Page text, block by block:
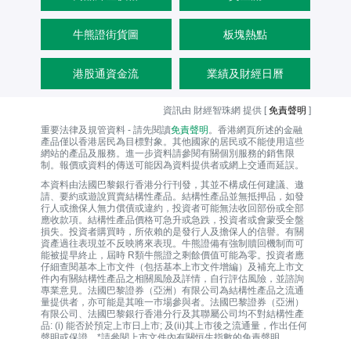
牛熊證街貨圖 板塊熱點
港股通資金流 業績及財經日曆
資訊由 財經智珠網 提供 [免責聲明 ]
重要法律及規管資料 - 請先閱讀免責聲明 。香港網頁所述的金融
產品僅以香港居民為目標對象。其他國家的居民或不能使用這些
網站的產品及服務。進一步資料請參閱有關個別服務的銷售限
制。報價或資料的傳送可能因為資料提供者或網上交通而延誤。
本資料由法國巴黎銀行香港分行刊發，其並不構成任何建議、邀
請、要約或遊說買賣結構性產品。結構性產品並無抵押品，如發
行人或擔保人無力償債或違約，投資者可能無法收回部份或全部
應收款項。結構性產品價格可急升或急跌，投資者或會蒙受全盤
損失。投資者購買時，所依賴的是發行人及擔保人的信譽。有關
資產過往表現並不反映將來表現。牛熊證備有強制贖回機制而可
能被提早終止，屆時 R類牛熊證之剩餘價值可能為零。投資者應
仔細查閱基本上市文件（包括基本上市文件增編）及補充上市文
件內有關結構性產品之相關風險及詳情，自行評估風險，並諮詢
專業意見。法國巴黎證券（亞洲）有限公司為結構性產品之流通
量提供者，亦可能是其唯一巿場參與者。法國巴黎證券（亞洲）
有限公司、法國巴黎銀行香港分行及其聯屬公司均不對結構性產
品: (i) 能否於預定上市日上市; 及(ii)其上市後之流通量，作出任何